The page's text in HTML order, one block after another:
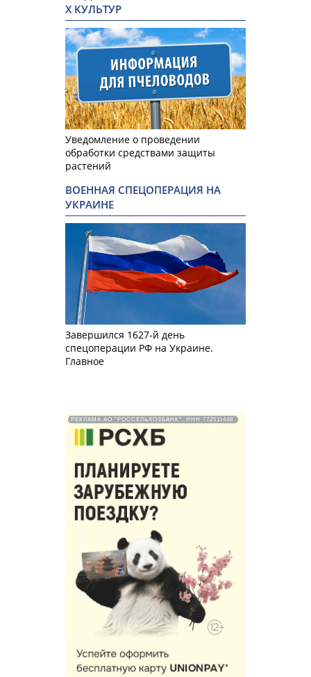
Х КУЛЬТУР
Уведомление о проведении
обработки средствами защиты
растений
ВОЕННАЯ СПЕЦОПЕРАЦИЯ НА
УКРАИНЕ
Завершился 1627-й день
спецоперации РФ на Украине.
Главное
РЕКЛАМА АО "РОССЕЛЬХОЗБАНК". ИНН 772511448.